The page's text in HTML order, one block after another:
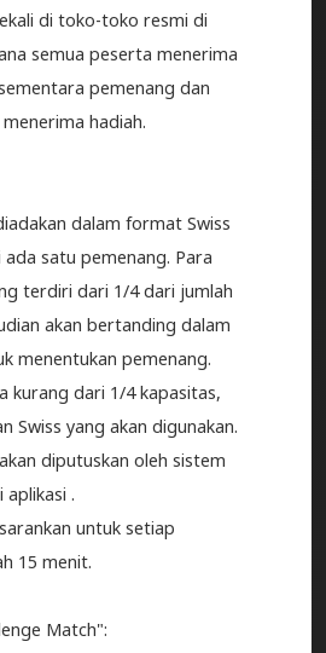
di toko-toko resmi di
semua peserta menerima
pemenang dan
hadiah.
dalam format Swiss
satu pemenang. Para
terdiri dari 1/4 dari jumlah
akan bertanding dalam
menentukan pemenang.
kurang dari 1/4 kapasitas,
Swiss yang akan digunakan.
diputuskan oleh sistem
aplikasi .
untuk setiap
15 menit.
Match":